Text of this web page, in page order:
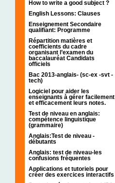
How to write a good subject ?
English Lessons: Clauses
Enseignement Secondaire
qualifiant: Programme
Répartition matières et
coefficients du cadre
organisant l’examen du
baccalauréat Candidats
officiels
Bac 2013-anglais- (sc-ex -svt -
tech)
Logiciel pour aider les
enseignants à gérer facilement
et efficacement leurs notes.
Test de niveau en anglais:
compétence linguistique
(grammaire)
Anglais:Test de niveau -
débutants
Anglais: test de niveau-les
confusions fréquentes
Applications et tutoriels pour
créer des exercices interactifs